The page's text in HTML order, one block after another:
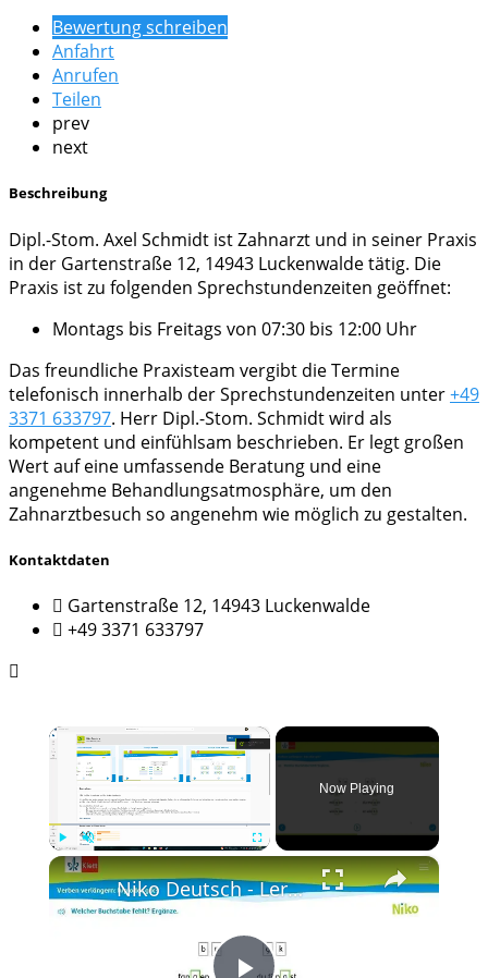
Bewertung schreiben
Anfahrt
Anrufen
Teilen
prev
next
Beschreibung
Dipl.-Stom. Axel Schmidt ist Zahnarzt und in seiner Praxis
in der Gartenstraße 12, 14943 Luckenwalde tätig. Die
Praxis ist zu folgenden Sprechstundenzeiten geöffnet:
Montags bis Freitags von 07:30 bis 12:00 Uhr
Das freundliche Praxisteam vergibt die Termine
telefonisch innerhalb der Sprechstundenzeiten unter+49
3371 633797. Herr Dipl.-Stom. Schmidt wird als
kompetent und einfühlsam beschrieben. Er legt großen
Wert auf eine umfassende Beratung und eine
angenehme Behandlungsatmosphäre, um den
Zahnarztbesuch so angenehm wie möglich zu gestalten.
Kontaktdaten
Gartenstraße 12, 14943 Luckenwalde
+49 3371 633797
×
Play Unmute
Now Playing
×
Niko Deutsch - Lern Programm für 1 bis 4 te Klasse